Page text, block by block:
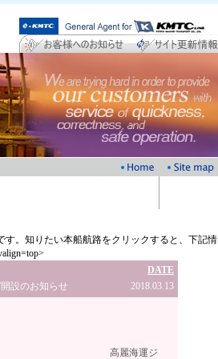
です。知りたい本船航路をクリックすると、下記情
DATE
設のお知らせ
2018.03.13
運ジ